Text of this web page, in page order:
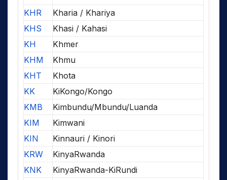
KHR
Kharia / Khariya
KHS
Khasi / Kahasi
KH
Khmer
KHM
Khmu
KHT
Khota
KK
KiKongo/Kongo
KMB
Kimbundu/Mbundu/Luanda
KIM
Kimwani
KIN
Kinnauri / Kinori
KRW
KinyaRwanda
KNK
KinyaRwanda-KiRundi